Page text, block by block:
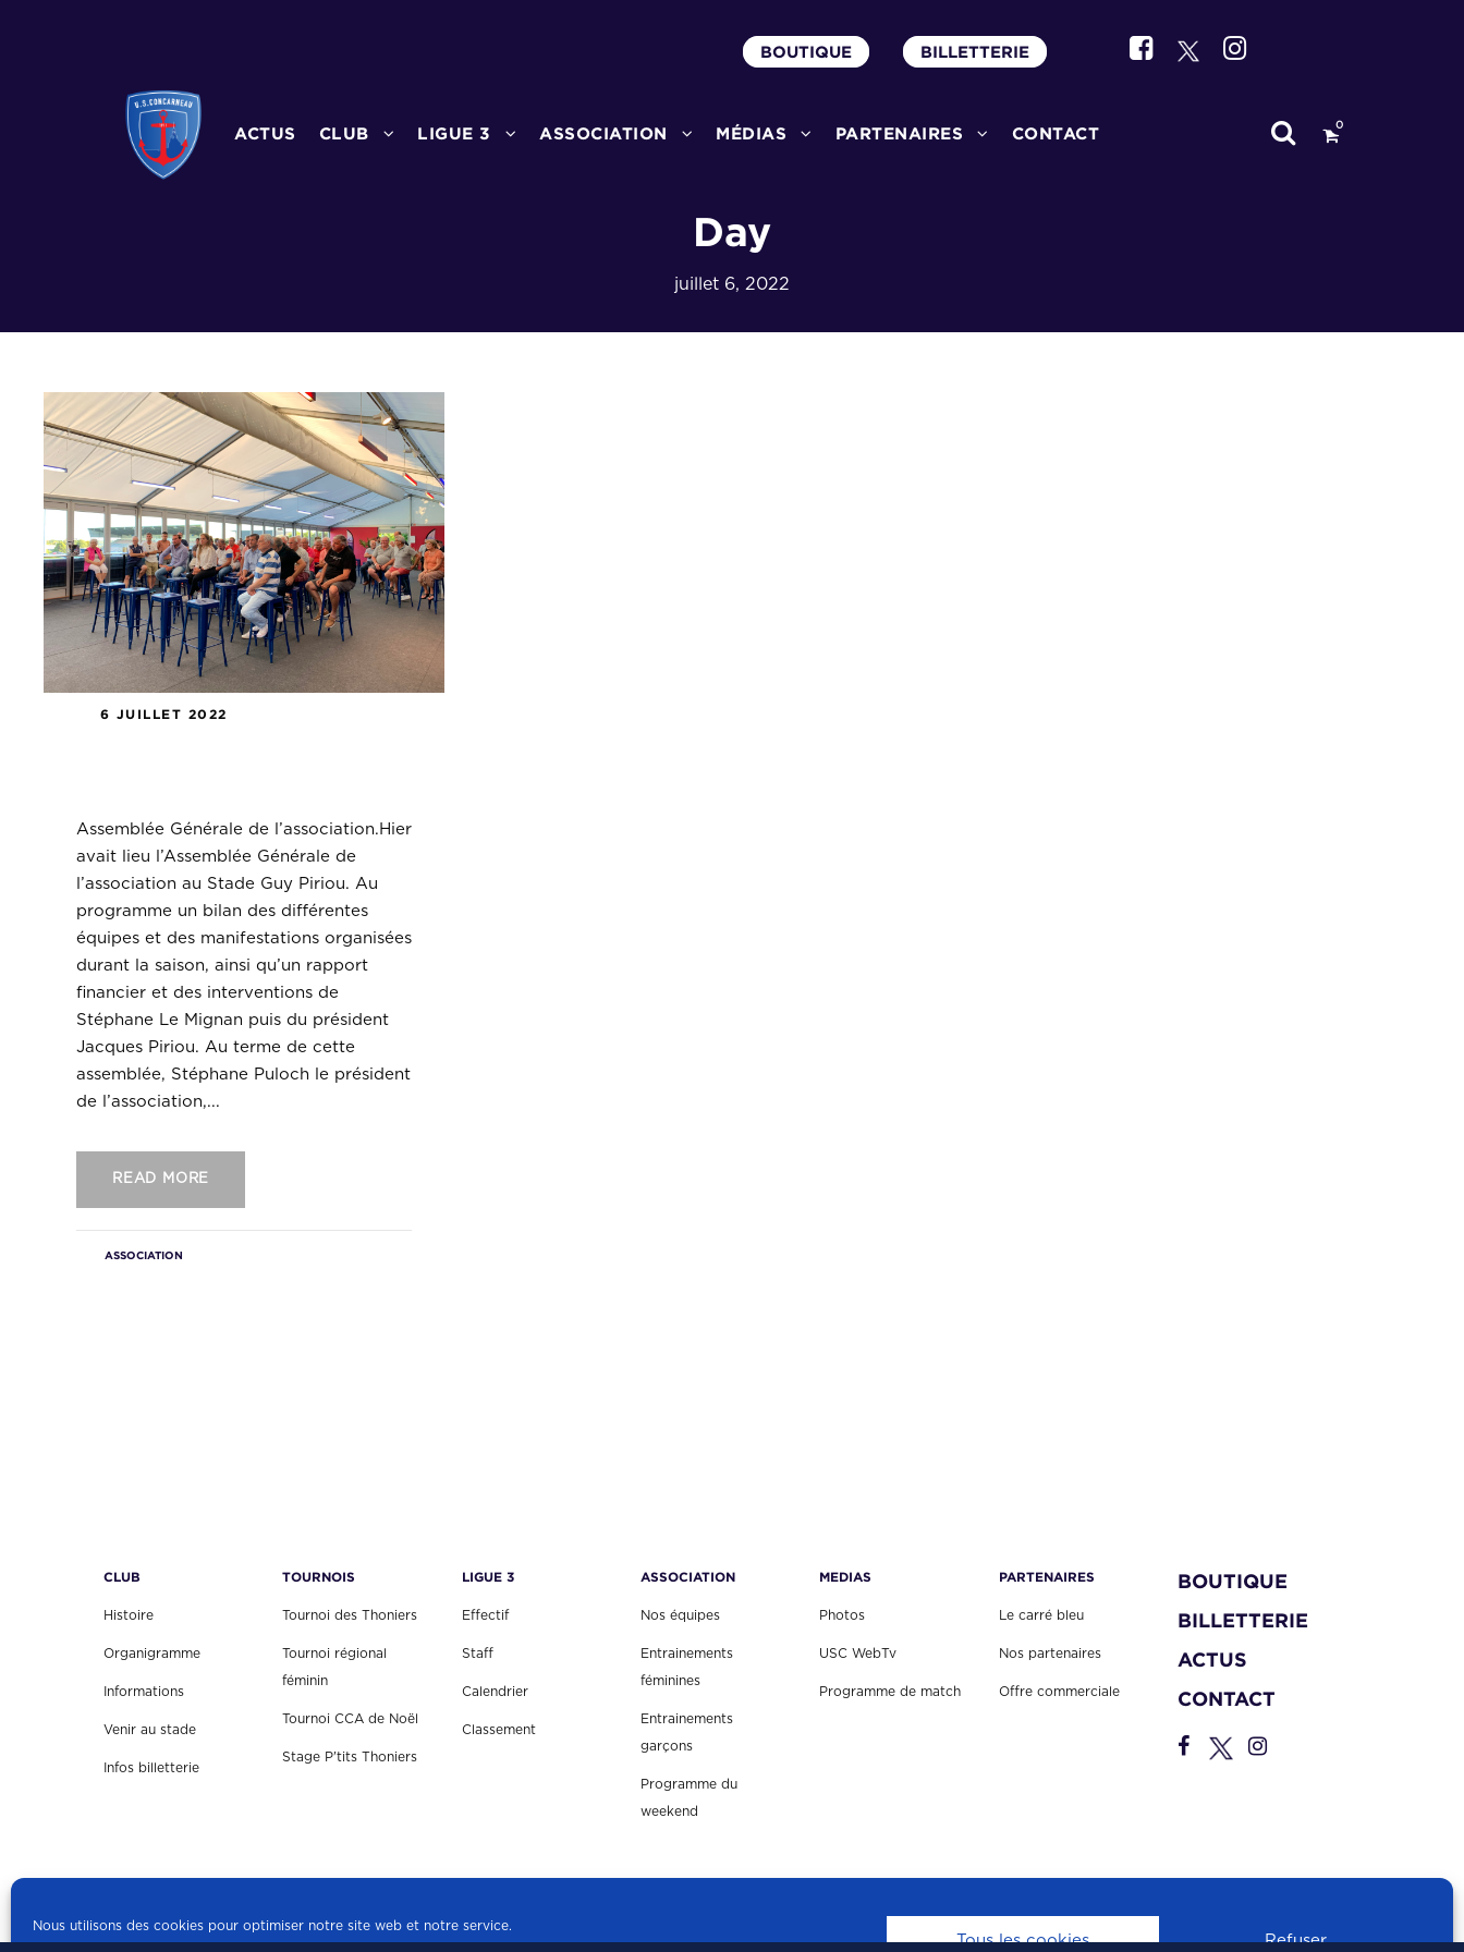
Nous utilisons des cookies pour optimiser notre site web et notre service.
Tous les cookies Refuser
BOUTIQUE BILLETTERIE
ACTUS CLUB LIGUE 3 ASSOCIATION MÉDIAS PARTENAIRES CONTACT 0
Day
juillet 6, 2022
6 JUILLET 2022
Assemblée Générale de l’association.Hier
avait lieu l’Assemblée Générale de
l’association au Stade Guy Piriou. Au
programme un bilan des différentes
équipes et des manifestations organisées
durant la saison, ainsi qu’un rapport
financier et des interventions de
Stéphane Le Mignan puis du président
Jacques Piriou. Au terme de cette
assemblée, Stéphane Puloch le président
de l’association,...
READ MORE
ASSOCIATION
CLUB
Histoire
Organigramme
Informations
Venir au stade
Infos billetterie
TOURNOIS
Tournoi des Thoniers
Tournoi régional
féminin
Tournoi CCA de Noël
Stage P'tits Thoniers
LIGUE 3
Effectif
Staff
Calendrier
Classement
ASSOCIATION
Nos équipes
Entrainements
féminines
Entrainements
garçons
Programme du
weekend
MEDIAS
Photos
USC WebTv
Programme de match
PARTENAIRES
Le carré bleu
Nos partenaires
Offre commerciale
BOUTIQUE
BILLETTERIE
ACTUS
CONTACT